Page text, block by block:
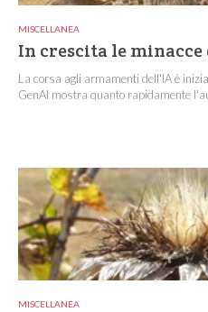
MISCELLANEA
In crescita le
La corsa agli armamenti dell'IA è
GenAI mostra quanto rapidamente
MISCELLANEA